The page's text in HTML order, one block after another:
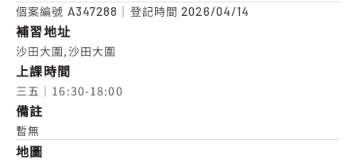
個案編號 A347288 ｜登記時間2026/04/14
補習地址
沙田大圍,沙田大圍
上課時間
三五｜16:30-18:00
備註
暫無
地圖